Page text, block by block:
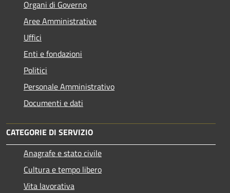
Organi di Governo
Aree Amministrative
Uffici
Enti e fondazioni
Politici
Personale Amministrativo
Documenti e dati
CATEGORIE DI SERVIZIO
Anagrafe e stato civile
Cultura e tempo libero
Vita lavorativa